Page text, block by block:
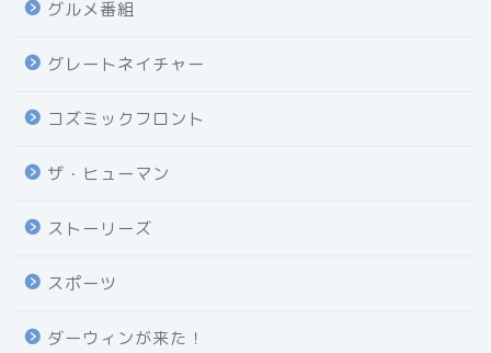
グルメ番組
グレートネイチャー
コズミックフロント
ザ・ヒューマン
ストーリーズ
スポーツ
ダーウィンが来た！